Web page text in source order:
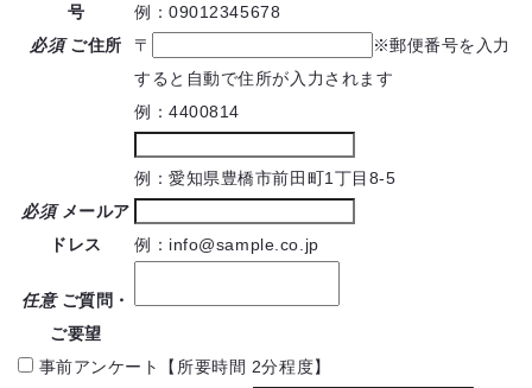
号
例：09012345678
必須 ご住所 〒
※郵便番号を入力
すると自動で住所が入力されます
例：4400814
例：愛知県豊橋市前田町1丁目8-5
必須 メールア
ドレス
例：info@sample.co.jp
任意 ご質問・
ご要望
事前アンケート【所要時間 2分程度】